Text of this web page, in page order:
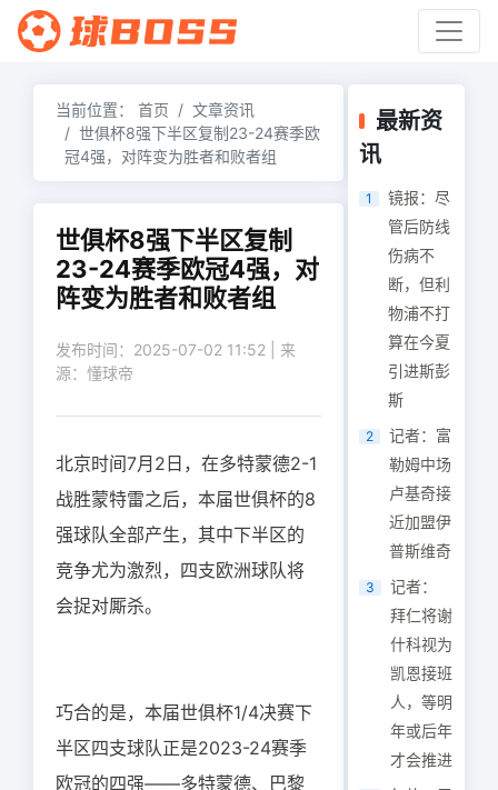
当前位置： 首页
文章资讯
世俱杯8强下半区复制23-24赛季欧
冠4强，对阵变为胜者和败者组
世俱杯8强下半区复制
23-24赛季欧冠4强，对
阵变为胜者和败者组
发布时间：2025-07-02 11:52 | 来
源：懂球帝
北京时间7月2日，在多特蒙德2-1
战胜蒙特雷之后，本届世俱杯的8
强球队全部产生，其中下半区的
竞争尤为激烈，四支欧洲球队将
会捉对厮杀。
巧合的是，本届世俱杯1/4决赛下
半区四支球队正是2023-24赛季
欧冠的四强——多特蒙德、巴黎
最新资
讯
1
镜报：尽
管后防线
伤病不
断，但利
物浦不打
算在今夏
引进斯彭
斯
2
记者：富
勒姆中场
卢基奇接
近加盟伊
普斯维奇
3
记者：
拜仁将谢
什科视为
凯恩接班
人，等明
年或后年
才会推进